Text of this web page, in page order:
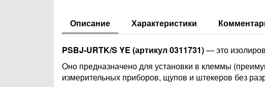
Описание Характеристики
PSBJ-URTK/S YE (артикул 0311731)— это
Оно предназначено для установки в клеммы
измерительных приборов, щупов и штекеров без